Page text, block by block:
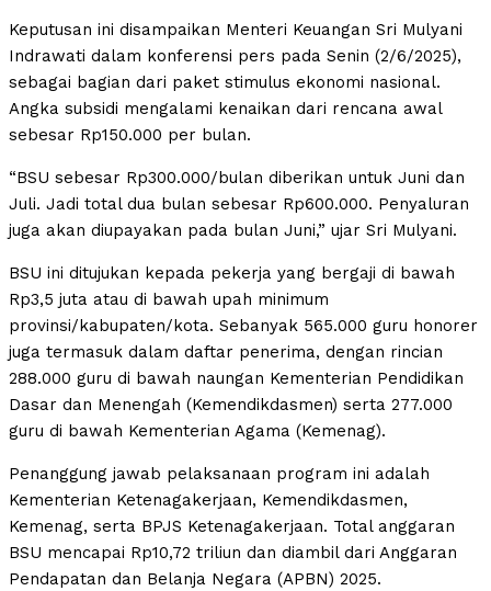
Keputusan ini disampaikan Menteri Keuangan Sri Mulyani
Indrawati dalam konferensi pers pada Senin (2/6/2025),
sebagai bagian dari paket stimulus ekonomi nasional.
Angka subsidi mengalami kenaikan dari rencana awal
sebesar Rp150.000 per bulan.
“BSU sebesar Rp300.000/bulan diberikan untuk Juni dan
Juli. Jadi total dua bulan sebesar Rp600.000. Penyaluran
juga akan diupayakan pada bulan Juni,” ujar Sri Mulyani.
BSU ini ditujukan kepada pekerja yang bergaji di bawah
Rp3,5 juta atau di bawah upah minimum
provinsi/kabupaten/kota. Sebanyak 565.000 guru honorer
juga termasuk dalam daftar penerima, dengan rincian
288.000 guru di bawah naungan Kementerian Pendidikan
Dasar dan Menengah (Kemendikdasmen) serta 277.000
guru di bawah Kementerian Agama (Kemenag).
Penanggung jawab pelaksanaan program ini adalah
Kementerian Ketenagakerjaan, Kemendikdasmen,
Kemenag, serta BPJS Ketenagakerjaan. Total anggaran
BSU mencapai Rp10,72 triliun dan diambil dari Anggaran
Pendapatan dan Belanja Negara (APBN) 2025.